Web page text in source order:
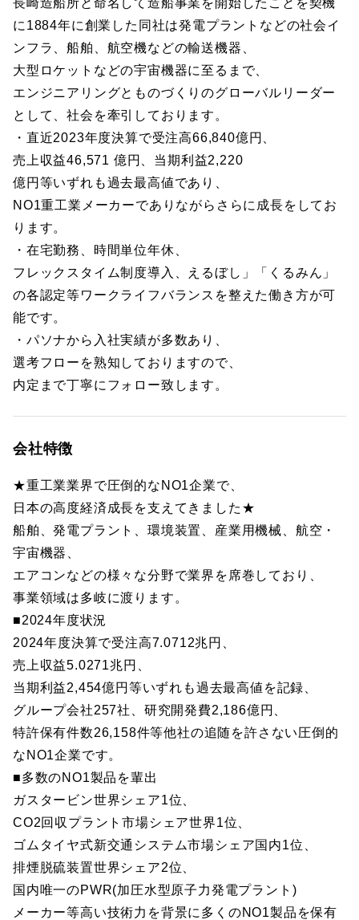
長崎造船所と命名して造船事業を開始したことを契機
に1884年に創業した同社は発電プラントなどの社会イ
ンフラ、船舶、航空機などの輸送機器、
大型ロケットなどの宇宙機器に至るまで、
エンジニアリングとものづくりのグローバルリーダー
として、社会を牽引しております。
・直近2023年度決算で受注高66,840億円、
売上収益46,571 億円、当期利益2,220
億円等いずれも過去最高値であり、
NO1重工業メーカーでありながらさらに成長をしてお
ります。
・在宅勤務、時間単位年休、
フレックスタイム制度導入、えるぼし」「くるみん」
の各認定等ワークライフバランスを整えた働き方が可
能です。
・パソナから入社実績が多数あり、
選考フローを熟知しておりますので、
内定まで丁寧にフォロー致します。
会社特徴
★重工業業界で圧倒的なNO1企業で、
日本の高度経済成長を支えてきました★
船舶、発電プラント、環境装置、産業用機械、航空・
宇宙機器、
エアコンなどの様々な分野で業界を席巻しており、
事業領域は多岐に渡ります。
■2024年度状況
2024年度決算で受注高7.0712兆円、
売上収益5.0271兆円、
当期利益2,454億円等いずれも過去最高値を記録、
グループ会社257社、研究開発費2,186億円、
特許保有件数26,158件等他社の追随を許さない圧倒的
なNO1企業です。
■多数のNO1製品を輩出
ガスタービン世界シェア1位、
CO2回収プラント市場シェア世界1位、
ゴムタイヤ式新交通システム市場シェア国内1位、
排煙脱硫装置世界シェア2位、
国内唯一のPWR(加圧水型原子力発電プラント)
メーカー等高い技術力を背景に多くのNO1製品を保有